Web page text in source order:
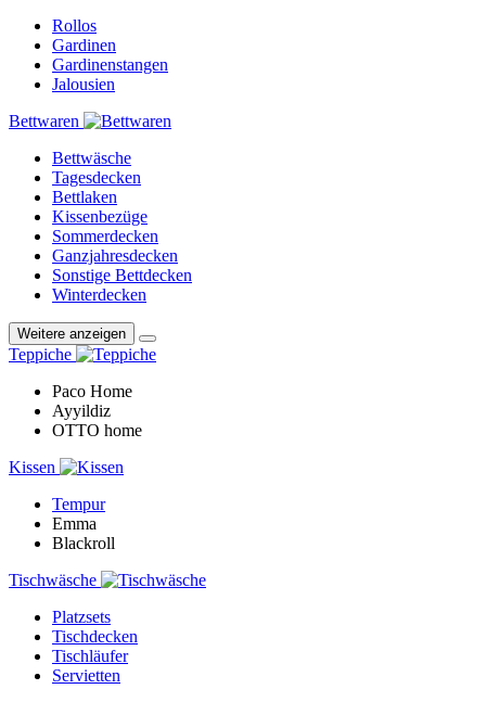
Rollos
Gardinen
Gardinenstangen
Jalousien
Bettwaren
Bettwäsche
Tagesdecken
Bettlaken
Kissenbezüge
Sommerdecken
Ganzjahresdecken
Sonstige Bettdecken
Winterdecken
Weitere anzeigen
Teppiche
Paco Home
Ayyildiz
OTTO home
Kissen
Tempur
Emma
Blackroll
Tischwäsche
Platzsets
Tischdecken
Tischläufer
Servietten